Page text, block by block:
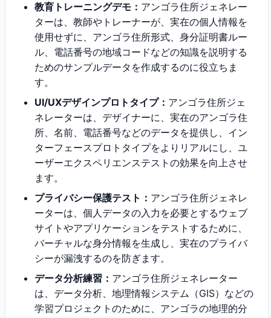
教育トレーニングデモ： アンゴラ住所ジェネレー
ターは、教師やトレーナーが、実在の個人情報を
使用せずに、アンゴラ住所形式、身分証明書ルー
ル、電話番号の地域コードなどの知識を説明する
ためのサンプルデータを作成するのに役立ちま
す。
UI/UXデザインプロトタイプ： アンゴラ住所ジェ
ネレーターは、デザイナーに、実在のアンゴラ住
所、名前、電話番号などのデータを提供し、イン
ターフェースプロトタイプをよりリアルにし、ユ
ーザーエクスペリエンステストの効果を向上させ
ます。
プライバシー保護テスト： アンゴラ住所ジェネレ
ーターは、個人データの入力を必要とするウェブ
サイトやアプリケーションをテストするために、
バーチャルな身分情報を生成し、実在のプライバ
シーが漏洩するのを防ぎます。
データ分析練習： アンゴラ住所ジェネレーター
は、データ分析、地理情報システム（GIS）などの
学習プロジェクトのために、アンゴラの地理的分